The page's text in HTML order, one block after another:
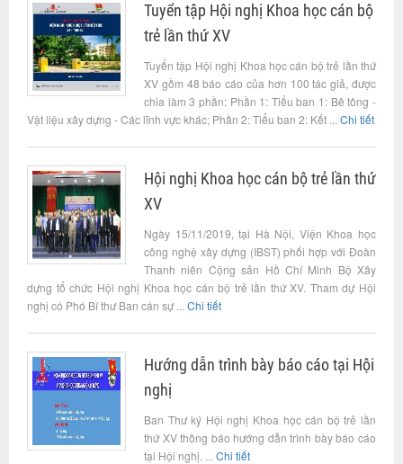
Tuyển tập Hội nghị Khoa học cán bộ
trẻ lần thứ XV
Tuyển tập Hội nghị Khoa học cán bộ trẻ lần thứ
XV gồm 48 báo cáo của hơn 100 tác giả, được
chia làm 3 phần: Phần 1: Tiểu ban 1: Bê tông -
Vật liệu xây dựng - Các lĩnh vực khác; Phần 2: Tiểu ban 2: Kết ... Chi tiết
Hội nghị Khoa học cán bộ trẻ lần thứ
XV
Ngày 15/11/2019, tại Hà Nội, Viện Khoa học
công nghệ xây dựng (IBST) phối hợp với Đoàn
Thanh niên Cộng sản Hồ Chí Minh Bộ Xây
dựng tổ chức Hội nghị Khoa học cán bộ trẻ lần thứ XV. Tham dự Hội
nghị có Phó Bí thư Ban cán sự ... Chi tiết
Hướng dẫn trình bày báo cáo tại Hội
nghị
Ban Thư ký Hội nghị Khoa học cán bộ trẻ lần
thứ XV thông báo hướng dẫn trình bày báo cáo
tại Hội nghị. ... Chi tiết